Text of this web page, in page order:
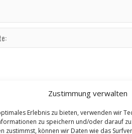
Zustimmung verwalten
Erlebnis zu bieten, verwenden wir
zu speichern und/oder darauf
zustimmst, können wir Daten wie das